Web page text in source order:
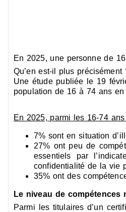
En 2025, une personne de
Qu’en est-il plus précisément
Une étude publiée le 19
population de 16 à 74 ans
En 2025, parmi les 16-74 ans
7% sont en situation
27% ont peu de
essentiels par
confidentialité de la vie
35% ont des
Le niveau de compétences
Parmi les titulaires d’un